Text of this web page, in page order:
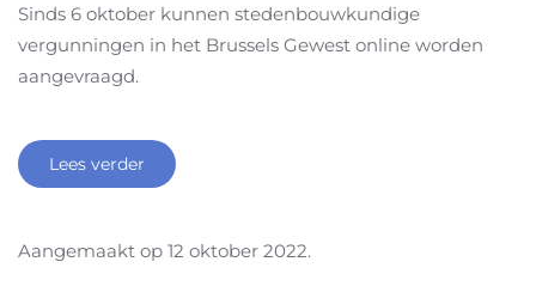
Sinds 6 oktober kunnen stedenbouwkundige
vergunningen in het Brussels Gewest online worden
aangevraagd.
Lees verder
Aangemaakt op 12 oktober 2022.